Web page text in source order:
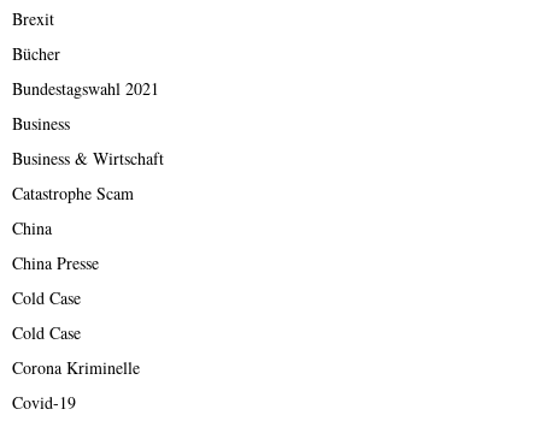
Brexit
Bücher
Bundestagswahl 2021
Business
Business & Wirtschaft
Catastrophe Scam
China
China Presse
Cold Case
Cold Case
Corona Kriminelle
Covid-19